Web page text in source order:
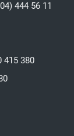
444 56 11
415 380